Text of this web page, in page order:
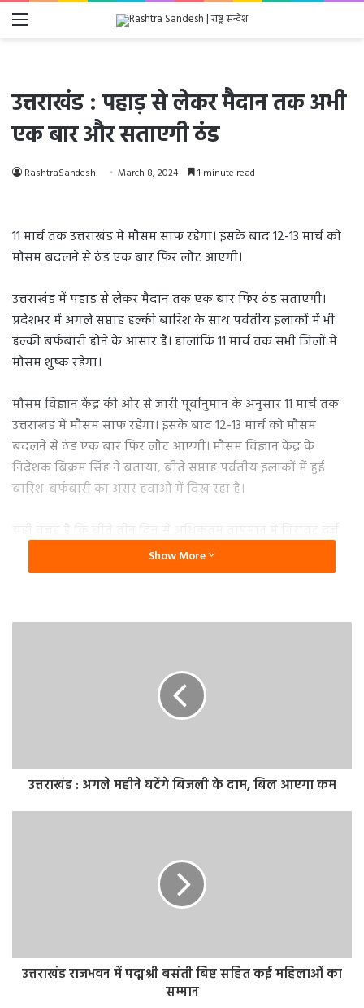
Menu
उत्तराखंड : पहाड़ से लेकर मैदान तक अभी
एक बार और सताएगी ठंड
RashtraSandesh March 8, 2024 1 minute read
11 मार्च तक उत्तराखंड में मौसम साफ रहेगा। इसके बाद 12-13 मार्च को
मौसम बदलने से ठंड एक बार फिर लौट आएगी।
उत्तराखंड में पहाड़ से लेकर मैदान तक एक बार फिर ठंड सताएगी।
प्रदेशभर में अगले सप्ताह हल्की बारिश के साथ पर्वतीय इलाकों में भी
हल्की बर्फबारी होने के आसार हैं। हालांकि 11 मार्च तक सभी जिलों में
मौसम शुष्क रहेगा।
मौसम विज्ञान केंद्र की ओर से जारी पूर्वानुमान के अनुसार 11 मार्च तक
उत्तराखंड में मौसम साफ रहेगा। इसके बाद 12-13 मार्च को मौसम
बदलने से ठंड एक बार फिर लौट आएगी। मौसम विज्ञान केंद्र के
निदेशक बिक्रम सिंह ने बताया, बीते सप्ताह पर्वतीय इलाकों में हुई
बारिश-बर्फबारी का असर हवाओं में दिख रहा है।
की जा रही है। बताया, 13 मार्च के बाद तापमान में बढ़ोतरी दर्ज की
जाएगी। इसके बाद से ही मैदान से लेकर पहाड़ तक गर्मी बढ़ेगी। वहीं,
Show More
उत्तराखंड : अगले महीने घटेंगे बिजली के दाम, बिल आएगा कम
उत्तराखंड राजभवन में पद्मश्री बसंती बिष्ट सहित कई महिलाओं का
सम्मान